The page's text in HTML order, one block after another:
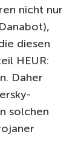
nicht nur
diesen
HEUR:
Daher
solchen